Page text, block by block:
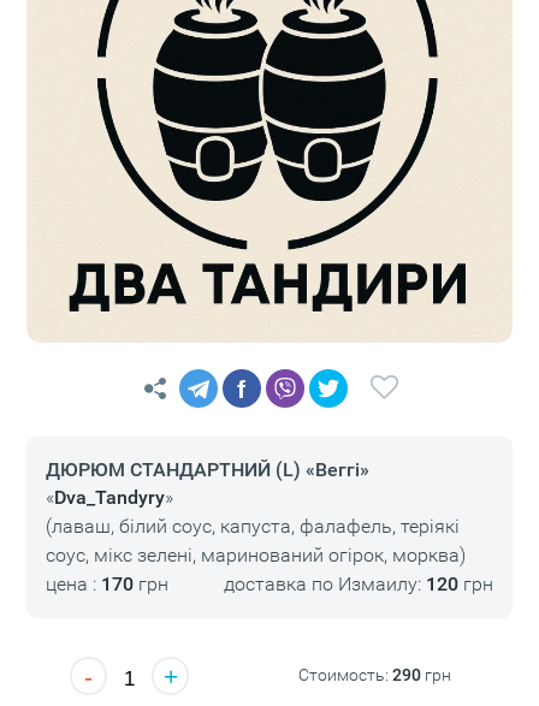
f
ДЮРЮМ СТАНДАРТНИЙ (L) «Веггі»
«Dva_Tandyry»
(лаваш, білий соус, капуста, фалафель, теріякі
соус, мікс зелені, маринований огірок, морква)
цена : 170грн доставка по Измаилу: 120 грн
- + Стоимость:290 грн